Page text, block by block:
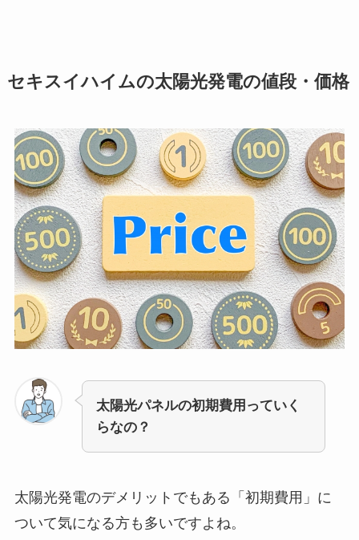
セキスイハイムの太陽光発電の値段・価格
太陽光パネルの初期費用っていく
らなの？
太陽光発電のデメリットでもある「初期費用」に
ついて気になる方も多いですよね。